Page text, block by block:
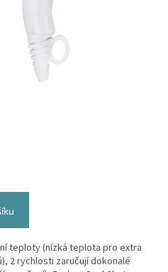
teploty (nízká teplota pro extra
2 rychlosti zaručují dokonalé